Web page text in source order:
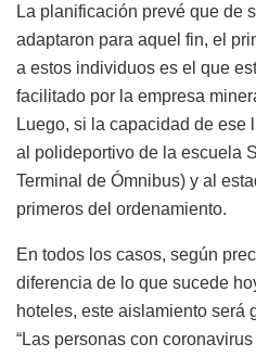
La planificación prevé que de
adaptaron para aquel fin, el
a estos individuos es el que
facilitado por la empresa
Luego, si la capacidad de ese
al polideportivo de la escuela
Terminal de Ómnibus) y al
primeros del ordenamiento.
En todos los casos, según
diferencia de lo que sucede
hoteles, este aislamiento será
“Las personas con